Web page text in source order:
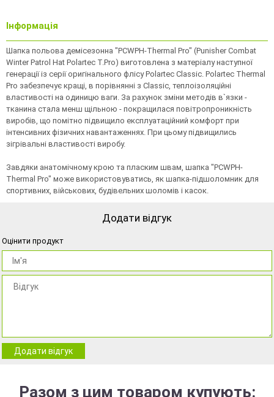
Інформація
Шапка польова демiсезонна "PCWPH-Thermal Pro" (Punisher Combat
Winter Patrol Hat Polartec T.Pro) виготовлена з матеріалу наступної
генерації із серії оригінального флісу Polartec Classic. Polartec Thermal
Pro забезпечує кращі, в порівнянні з Classic, теплоізоляційні
властивості на одиницю ваги. За рахунок зміни методів в`язки -
тканина стала менш щільною - покращилася повітропроникність
виробів, що помітно підвищило експлуатаційний комфорт при
інтенсивних фізичних навантаженнях. При цьому підвищились
зігрівальні властивості виробу.
Завдяки анатомічному крою та пласким швам, шапка "PCWPH-
Thermal Pro" може використовуватись, як шапка-підшоломник для
спортивних, військових, будівельних шоломів і касок.
Додати відгук
Оцінити продукт
Додати відгук
Разом з цим товаром купують: